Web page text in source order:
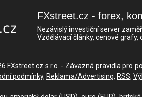
FXstreet.cz - forex,
Nezávislý investiční server
Vzdělávací články, cenové
FXstreet.cz s.r.o. - Závazná pravidla pro
podmínky, Reklama/Advertising, RSS,